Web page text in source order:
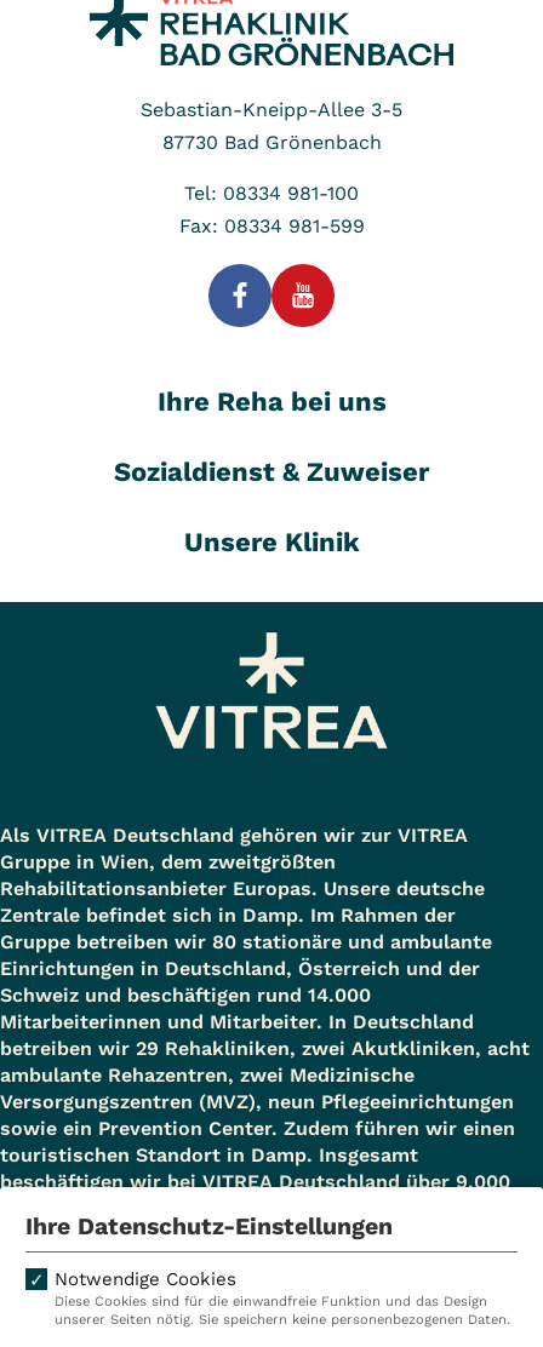
Sebastian-Kneipp-Allee 3-5
87730 Bad Grönenbach
Tel: 08334 981-100
Fax: 08334 981-599
Ihre Reha bei uns
Sozialdienst & Zuweiser
Unsere Klinik
Als VITREA Deutschland gehören wir zur VITREA
Gruppe in Wien, dem zweitgrößten
Rehabilitationsanbieter Europas. Unsere deutsche
Zentrale befindet sich in Damp. Im Rahmen der
Gruppe betreiben wir 80 stationäre und ambulante
Einrichtungen in Deutschland, Österreich und der
Schweiz und beschäftigen rund 14.000
Mitarbeiterinnen und Mitarbeiter. In Deutschland
betreiben wir 29 Rehakliniken, zwei Akutkliniken, acht
ambulante Rehazentren, zwei Medizinische
Versorgungszentren (MVZ), neun Pflegeeinrichtungen
sowie ein Prevention Center. Zudem führen wir einen
touristischen Standort in Damp. Insgesamt
beschäftigen wir bei VITREA Deutschland über 9.000
Kliniken
Ambulant
Ihre Datenschutz-Einstellungen
Notwendige Cookies
Diese Cookies sind für die einwandfreie Funktion und das Design
unserer Seiten nötig. Sie speichern keine personenbezogenen Daten.